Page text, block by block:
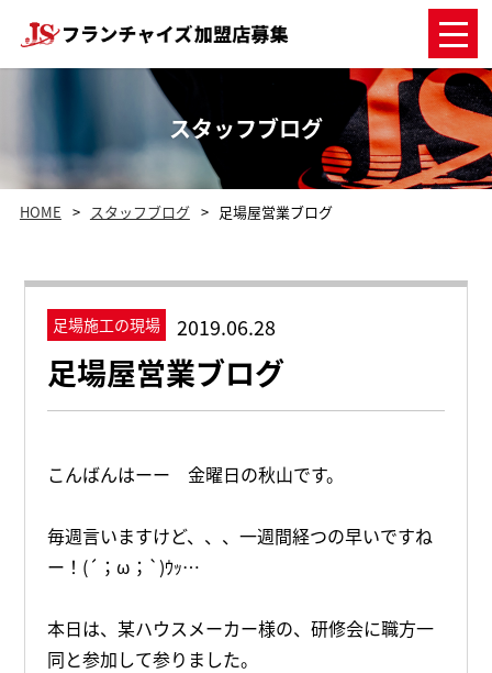
スタッフブログ
HOME スタッフブログ 足場屋営業ブログ
足場施工の現場 2019.06.28
足場屋営業ブログ
こんばんはーー 金曜日の秋山です。
毎週言いますけど、、、一週間経つの早いですね
ー！(´；ω；`)ｳｯ…
本日は、某ハウスメーカー様の、研修会に職方一
同と参加して参りました。